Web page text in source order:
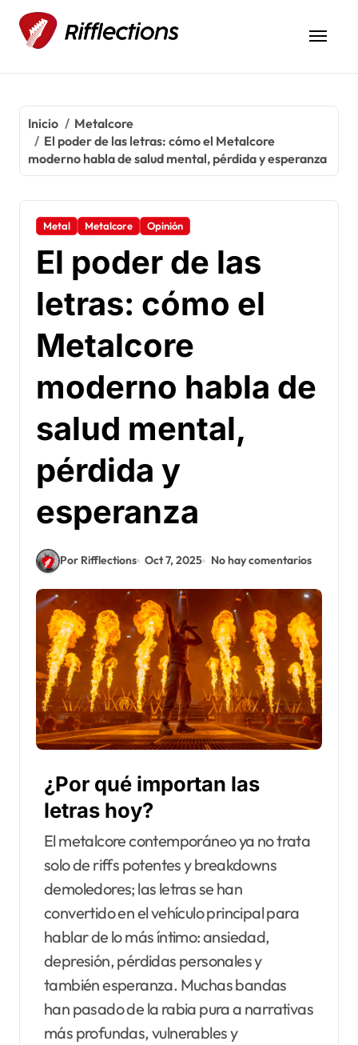
Inicio
Metalcore
El poder de las letras: cómo el Metalcore
moderno habla de salud mental, pérdida y esperanza
Metal Metalcore Opinión
El poder de las
letras: cómo el
Metalcore
moderno habla de
salud mental,
pérdida y
esperanza
Por Rifflections Oct 7, 2025 No hay comentarios
¿Por qué importan las
letras hoy?
El metalcore contemporáneo ya no trata
solo de riffs potentes y breakdowns
demoledores; las letras se han
convertido en el vehículo principal para
hablar de lo más íntimo: ansiedad,
depresión, pérdidas personales y
también esperanza. Muchas bandas
han pasado de la rabia pura a narrativas
más profundas, vulnerables y